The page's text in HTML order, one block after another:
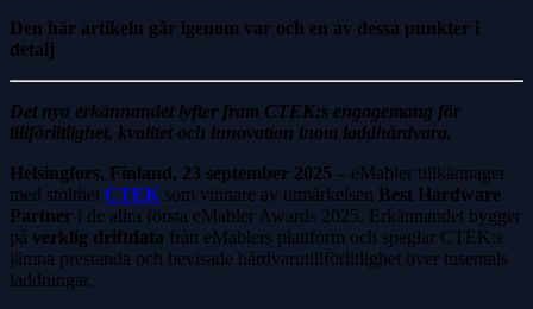
Den här artikeln går igenom var och en av dessa punkter i
detalj
Det nya erkännandet lyfter fram CTEK:s engagemang för
tillförlitlighet, kvalitet och innovation inom laddhårdvara.
Helsingfors, Finland, 23 september 2025 – eMabler tillkännager
med stolthet CTEK som vinnare av utmärkelsen Best Hardware
Partner i de allra första eMabler Awards 2025. Erkännandet bygger
på verklig driftdata från eMablers plattform och speglar CTEK:s
jämna prestanda och bevisade hårdvarutillförlitlighet över tusentals
laddningar.